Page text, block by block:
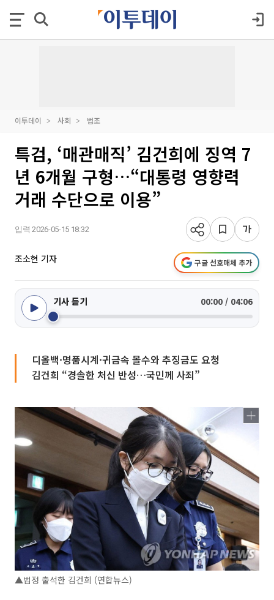
이투데이 사회 법조
특검, ‘매관매직’ 김건희에 징역 7
년 6개월 구형…“대통령 영향력
거래 수단으로 이용”
입력 2026-05-15 18:32
조소현 기자 구글 선호매체 추가
기사 듣기 00:00 / 04:06
디올백·명품시계·귀금속 몰수와 추징금도 요청
김건희 “경솔한 처신 반성…국민께 사죄”
▲법정 출석한 김건희 (연합뉴스)